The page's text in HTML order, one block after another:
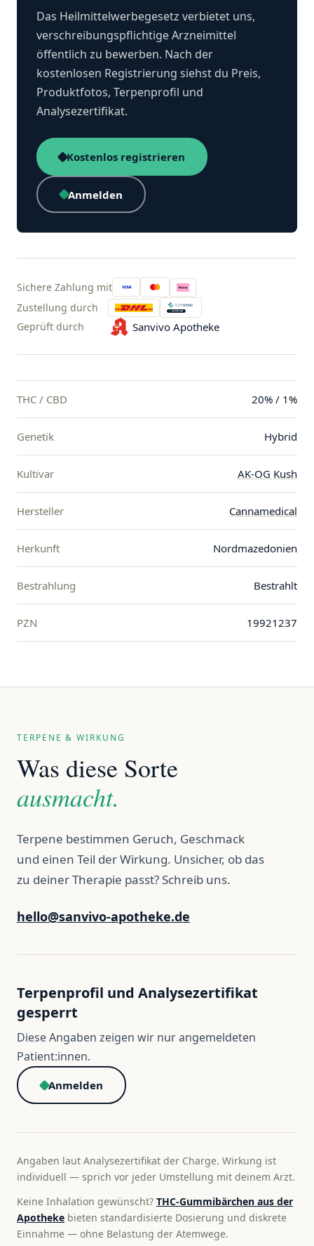
Das Heilmittelwerbegesetz verbietet uns,
verschreibungspflichtige Arzneimittel
öffentlich zu bewerben. Nach der
kostenlosen Registrierung siehst du Preis,
Produktfotos, Terpenprofil und
Analysezertifikat.
Kostenlos registrieren
Anmelden
Sichere Zahlung mit
Zustellung durch
Geprüft durch
Sanvivo Apotheke
THC / CBD 20% / 1%
Genetik Hybrid
Kultivar AK-OG Kush
Hersteller Cannamedical
Herkunft Nordmazedonien
Bestrahlung Bestrahlt
PZN 19921237
TERPENE & WIRKUNG
Was diese Sorte
ausmacht.
Terpene bestimmen Geruch, Geschmack
und einen Teil der Wirkung. Unsicher, ob das
zu deiner Therapie passt? Schreib uns.
hello@sanvivo-apotheke.de
Terpenprofil und Analysezertifikat
gesperrt
Diese Angaben zeigen wir nur angemeldeten
Patient:innen.
Anmelden
Angaben laut Analysezertifikat der Charge. Wirkung ist
individuell — sprich vor jeder Umstellung mit deinem Arzt.
Keine Inhalation gewünscht? THC-Gummibärchen aus der
Apotheke bieten standardisierte Dosierung und diskrete
Einnahme — ohne Belastung der Atemwege.